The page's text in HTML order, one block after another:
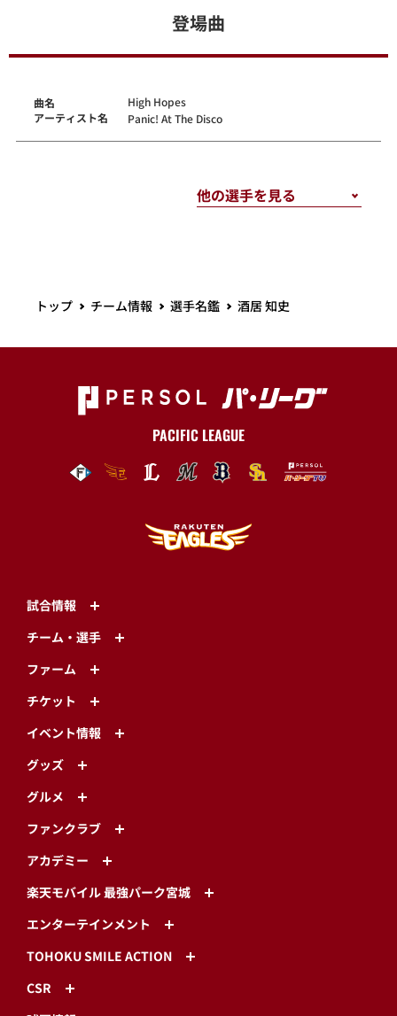
登場曲
曲名
アーティスト名
High Hopes
Panic! At The Disco
トップ チーム情報 選手名鑑 酒居 知史
PACIFIC LEAGUE
試合情報
チーム・選手
ファーム
チケット
イベント情報
グッズ
グルメ
ファンクラブ
アカデミー
楽天モバイル 最強パーク宮城
エンターテインメント
TOHOKU SMILE ACTION
CSR